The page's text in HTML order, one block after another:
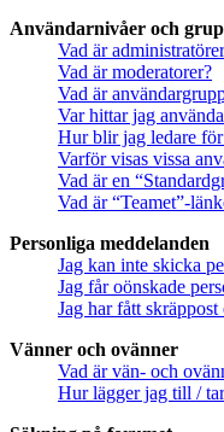
Användarnivåer och
Vad är
Vad är moderatorer?
Vad är
Var hittar jag
Hur blir jag ledare
Varför visas vissa
Vad är en
Vad är “Teamet”-
Personliga meddelanden
Jag kan inte skicka
Jag får oönskade
Jag har fått
Vänner och ovänner
Vad är vän- och
Hur lägger jag till /